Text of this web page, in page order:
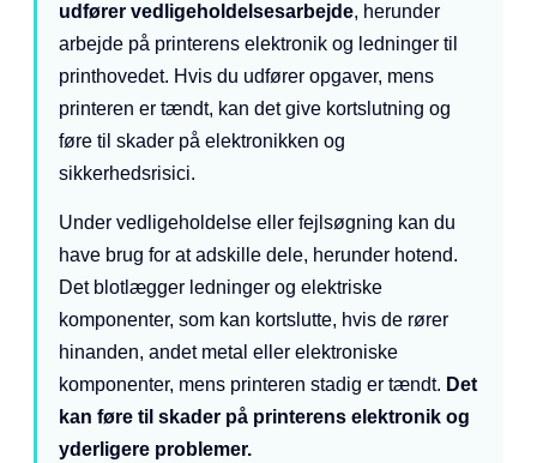
udfører vedligeholdelsesarbejde, herunder
arbejde på printerens elektronik og ledninger til
printhovedet. Hvis du udfører opgaver, mens
printeren er tændt, kan det give kortslutning og
føre til skader på elektronikken og
sikkerhedsrisici.
Under vedligeholdelse eller fejlsøgning kan du
have brug for at adskille dele, herunder hotend.
Det blotlægger ledninger og elektriske
komponenter, som kan kortslutte, hvis de rører
hinanden, andet metal eller elektroniske
komponenter, mens printeren stadig er tændt. Det
kan føre til skader på printerens elektronik og
yderligere problemer.